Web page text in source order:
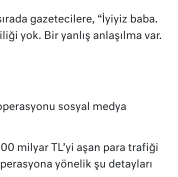
gazetecilere, “İyiyiz baba.
yok. Bir yanlış anlaşılma var.
sosyal medya
milyar TL’yi aşan para trafiği
yönelik şu detayları